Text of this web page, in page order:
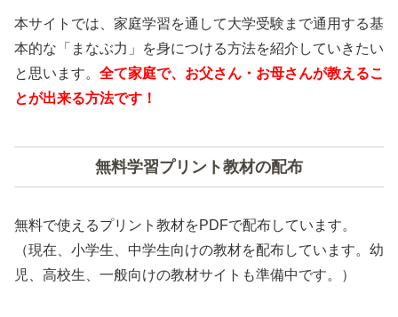
本サイトでは、家庭学習を通して大学受験まで通用する基
本的な「まなぶ力」を身につける方法を紹介していきたい
と思います。 全て家庭で、お父さん・お母さんが教えるこ
とが出来る方法です！
無料学習プリント教材の配布
無料で使えるプリント教材をPDFで配布しています。
（現在、小学生、中学生向けの教材を配布しています。幼
児、高校生、一般向けの教材サイトも準備中です。）